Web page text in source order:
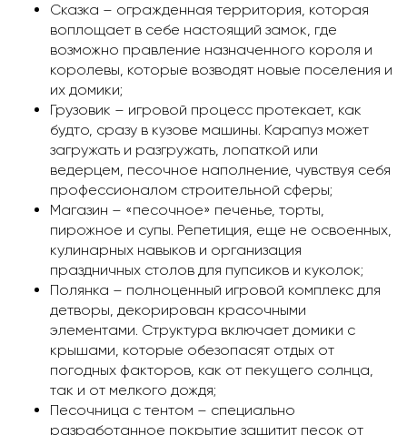
Сказка – огражденная территория, которая
воплощает в себе настоящий замок, где
возможно правление назначенного короля и
королевы, которые возводят новые поселения и
их домики;
Грузовик – игровой процесс протекает, как
будто, сразу в кузове машины. Карапуз может
загружать и разгружать, лопаткой или
ведерцем, песочное наполнение, чувствуя себя
профессионалом строительной сферы;
Магазин – «песочное» печенье, торты,
пирожное и супы. Репетиция, еще не освоенных,
кулинарных навыков и организация
праздничных столов для пупсиков и куколок;
Полянка – полноценный игровой комплекс для
детворы, декорирован красочными
элементами. Структура включает домики с
крышами, которые обезопасят отдых от
погодных факторов, как от пекущего солнца,
так и от мелкого дождя;
Песочница с тентом – специально
разработанное покрытие защитит песок от